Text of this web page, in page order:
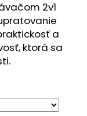
2v1
a
ktorá sa